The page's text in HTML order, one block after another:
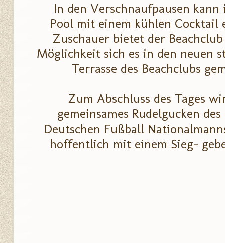
In den Verschnaufpausen
Pool mit einem kühlen Cocktail
Zuschauer bietet der
Möglichkeit sich es in den neuen
Terrasse des Beachclubs
Zum Abschluss des Tages
gemeinsames Rudelgucken
Deutschen Fußball
hoffentlich mit einem Sieg-